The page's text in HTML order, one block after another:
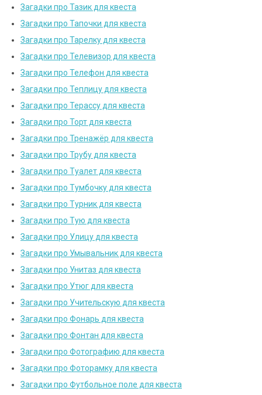
Загадки про Тазик для квеста
Загадки про Тапочки для квеста
Загадки про Тарелку для квеста
Загадки про Телевизор для квеста
Загадки про Телефон для квеста
Загадки про Теплицу для квеста
Загадки про Терассу для квеста
Загадки про Торт для квеста
Загадки про Тренажёр для квеста
Загадки про Трубу для квеста
Загадки про Туалет для квеста
Загадки про Тумбочку для квеста
Загадки про Турник для квеста
Загадки про Тую для квеста
Загадки про Улицу для квеста
Загадки про Умывальник для квеста
Загадки про Унитаз для квеста
Загадки про Утюг для квеста
Загадки про Учительскую для квеста
Загадки про Фонарь для квеста
Загадки про Фонтан для квеста
Загадки про Фотографию для квеста
Загадки про Фоторамку для квеста
Загадки про Футбольное поле для квеста